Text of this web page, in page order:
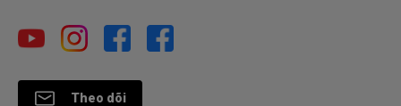
Theo dõi